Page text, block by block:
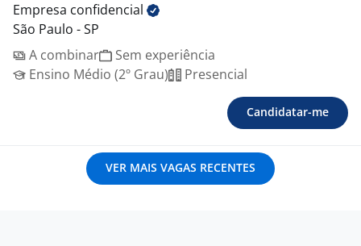
Empresa confidencial
São Paulo - SP
A combinar
Sem experiência
Ensino Médio (2º Grau)
Presencial
Candidatar-me
VER MAIS VAGAS RECENTES